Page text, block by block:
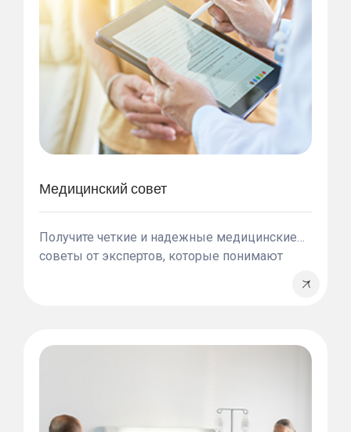
Медицинский совет
Получите четкие и надежные медицинские
советы от экспертов, которые понимают